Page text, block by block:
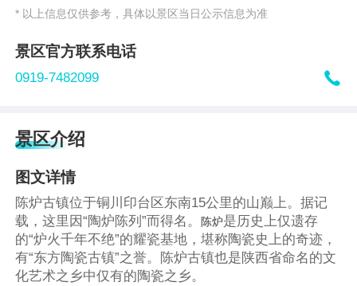
* 以上信息仅供参考，具体以景区当日公示信息为准
景区官方联系电话
0919-7482099 
景区介绍
图文详情
陈炉古镇位于铜川印台区东南15公里的山巅上。据记
载，这里因“陶炉陈列”而得名。陈炉是历史上仅遗存
的“炉火千年不绝”的耀瓷基地，堪称陶瓷史上的奇迹，
有“东方陶瓷古镇”之誉。陈炉古镇也是陕西省命名的文
化艺术之乡中仅有的陶瓷之乡。